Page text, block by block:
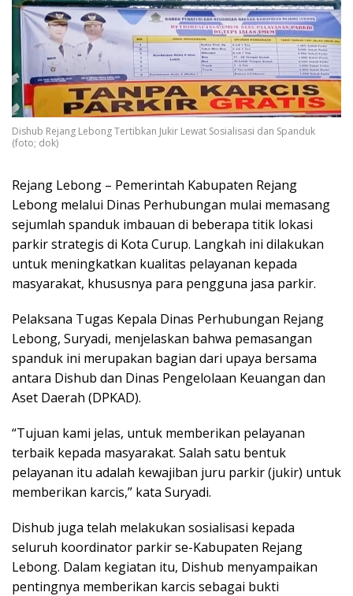
Dishub Rejang Lebong Tertibkan Jukir Lewat Sosialisasi dan Spanduk
(foto; dok)
Rejang Lebong – Pemerintah Kabupaten Rejang
Lebong melalui Dinas Perhubungan mulai memasang
sejumlah spanduk imbauan di beberapa titik lokasi
parkir strategis di Kota Curup. Langkah ini dilakukan
untuk meningkatkan kualitas pelayanan kepada
masyarakat, khususnya para pengguna jasa parkir.
Pelaksana Tugas Kepala Dinas Perhubungan Rejang
Lebong, Suryadi, menjelaskan bahwa pemasangan
spanduk ini merupakan bagian dari upaya bersama
antara Dishub dan Dinas Pengelolaan Keuangan dan
Aset Daerah (DPKAD).
“Tujuan kami jelas, untuk memberikan pelayanan
terbaik kepada masyarakat. Salah satu bentuk
pelayanan itu adalah kewajiban juru parkir (jukir) untuk
memberikan karcis,” kata Suryadi.
Dishub juga telah melakukan sosialisasi kepada
seluruh koordinator parkir se-Kabupaten Rejang
Lebong. Dalam kegiatan itu, Dishub menyampaikan
pentingnya memberikan karcis sebagai bukti